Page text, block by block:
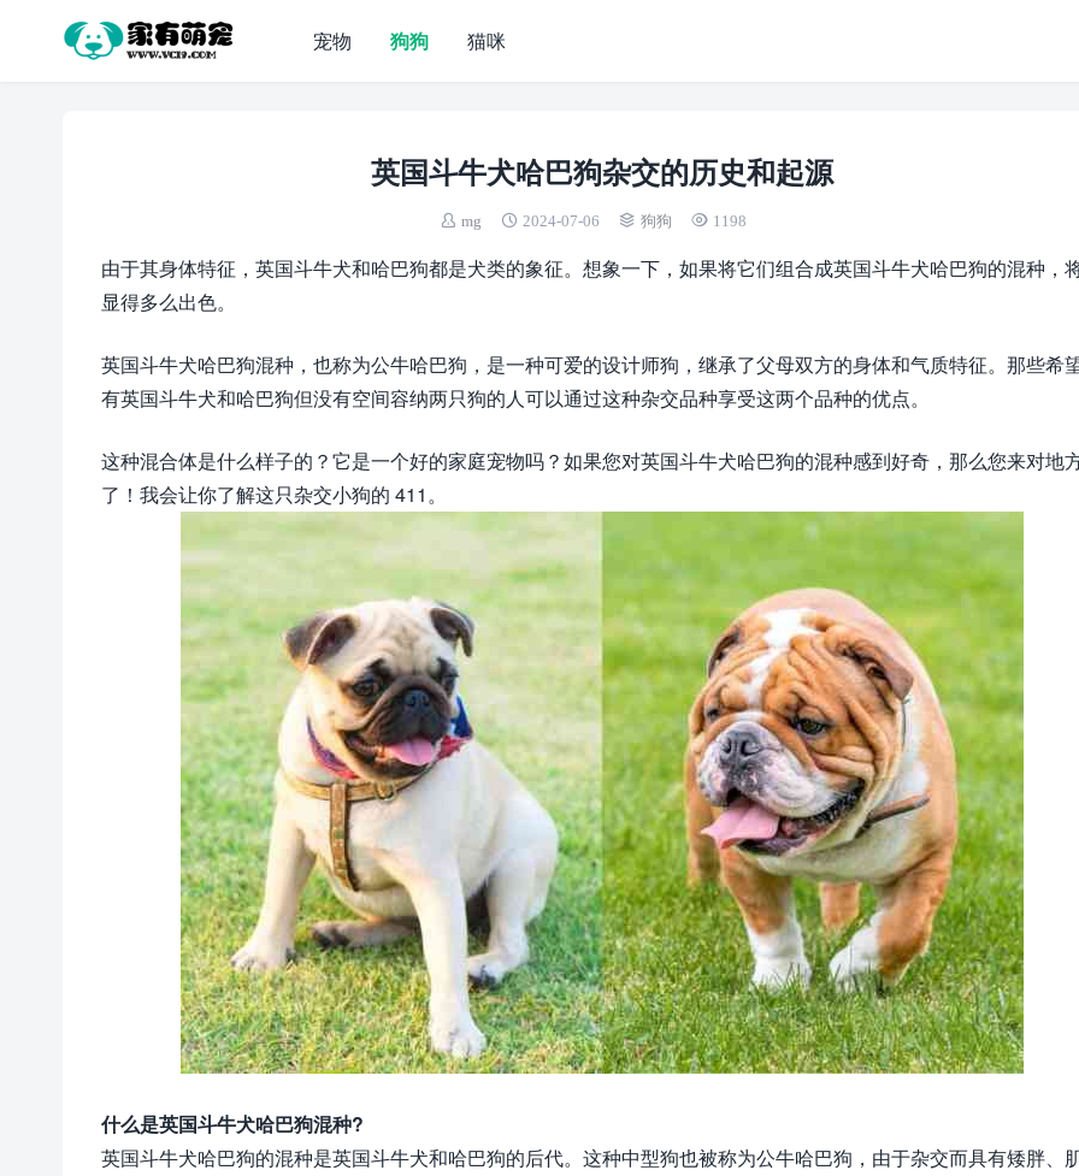
宠物 狗狗 猫咪
英国斗牛犬哈巴狗杂交的历史和起源
mg 2024-07-06 狗狗 1198
由于其身体特征，英国斗牛犬和哈巴狗都是犬类的象征。想象一下，如果将它们组合成英国斗牛犬哈巴狗的混种，
显得多么出色。
英国斗牛犬哈巴狗混种，也称为公牛哈巴狗，是一种可爱的设计师狗，继承了父母双方的身体和气质特征。那些希
有英国斗牛犬和哈巴狗但没有空间容纳两只狗的人可以通过这种杂交品种享受这两个品种的优点。
这种混合体是什么样子的？它是一个好的家庭宠物吗？如果您对英国斗牛犬哈巴狗的混种感到好奇，那么您来对地
了！我会让你了解这只杂交小狗的 411。
什么是英国斗牛犬哈巴狗混种?
英国斗牛犬哈巴狗的混种是英国斗牛犬和哈巴狗的后代。这种中型狗也被称为公牛哈巴狗，由于杂交而具有矮胖、